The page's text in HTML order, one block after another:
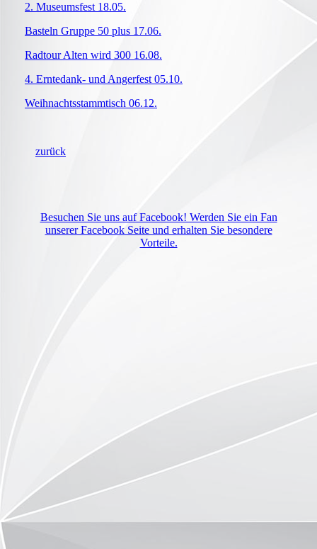
2. Museumsfest 18.05.
Basteln Gruppe 50 plus 17.06.
Radtour Alten wird 300 16.08.
4. Erntedank- und Angerfest 05.10.
Weihnachtsstammtisch 06.12.
zurück
Besuchen Sie uns auf Facebook! Werden Sie ein Fan
unserer Facebook Seite und erhalten Sie besondere
Vorteile.